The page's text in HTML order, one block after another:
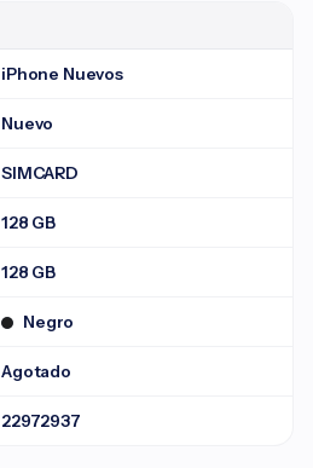
iPhone Nuevos
Nuevo
SIMCARD
128 GB
128 GB
Negro
Agotado
22972937